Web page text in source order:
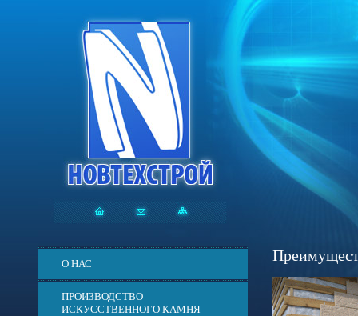
О НАС
ПРОИЗВОДСТВО
ИСКУССТВЕННОГО КАМНЯ